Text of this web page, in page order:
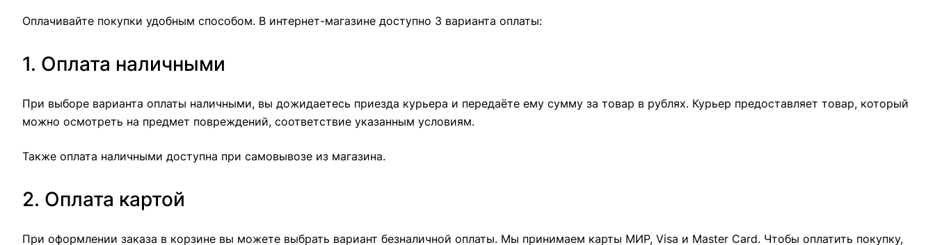
Оплачивайте покупки удобным способом. В интернет-магазине доступно 3 варианта оплаты:
1. Оплата наличными
При выборе варианта оплаты наличными, вы дожидаетесь приезда курьера и передаёте ему сумму за товар в рублях. Курьер предоставляет товар, который
можно осмотреть на предмет повреждений, соответствие указанным условиям.
Также оплата наличными доступна при самовывозе из магазина.
2. Оплата картой
При оформлении заказа в корзине вы можете выбрать вариант безналичной оплаты. Мы принимаем карты МИР, Visa и Master Card. Чтобы оплатить покупку,